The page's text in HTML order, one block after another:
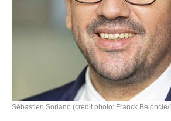
Sébastien Soriano (crédit photo: Franck Beloncle/